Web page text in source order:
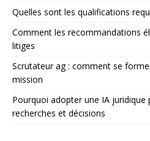
Quelles sont les qualifications
Comment les recommandations
litiges
Scrutateur ag : comment se
mission
Pourquoi adopter une IA
recherches et décisions